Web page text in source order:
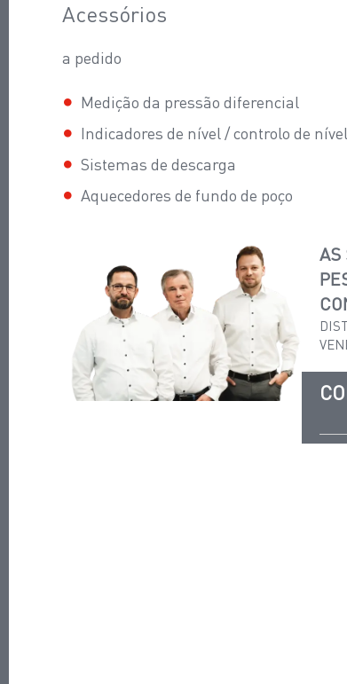
Acessórios
a pedido
Medição da pressão diferencial
Indicadores de nível / controlo de nível
Sistemas de descarga
Aquecedores de fundo de poço
AS